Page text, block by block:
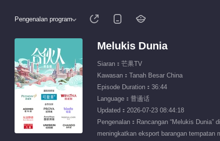
Pengenalan program
Melukis Dunia
Siaran：芒果TV
Kawasan：Tanah Besar China
Episode Duration：36:44
Language：普通话
Updated：2026-07-23 08:44:18
Pengenalan：Rancangan “Melukis
meningkatkan eksport barangan tempatan